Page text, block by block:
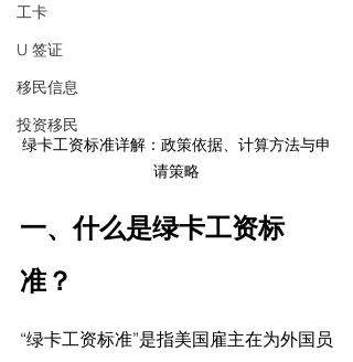
工卡
U 签证
移民信息
投资移民
绿卡工资标准详解：政策依据、计算方法与申
请策略
一、什么是绿卡工资标
准？
“绿卡工资标准”是指美国雇主在为外国员